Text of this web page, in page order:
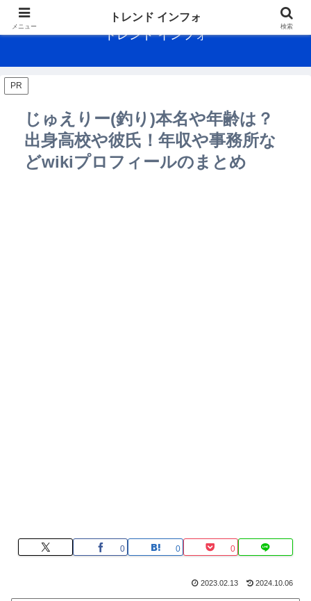
メニュー
トレンド インフォ
検索
トレンド インフォ
PR
じゅえりー(釣り)本名や年齢は？
出身高校や彼氏！年収や事務所な
どwikiプロフィールのまとめ
0 0 0
2023.02.13 2024.10.06